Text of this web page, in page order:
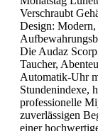
Verschraubt
Design:
Die Audaz
Taucher,
Automatik-Uhr
Stundenindexe,
professionelle
zuverlässigen
einer